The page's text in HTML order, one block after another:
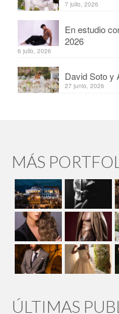
7 julio, 2026
En estudio
2026
6 julio, 2026
David Soto y
27 junio, 2026
MÁS
ÚLTIMAS